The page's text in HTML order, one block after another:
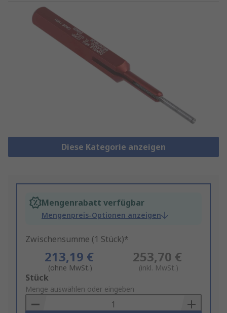
Diese Kategorie anzeigen
Mengenrabatt verfügbar
Mengenpreis-Optionen anzeigen
Zwischensumme (1 Stück)*
213,19 €
(ohne MwSt.)
253,70 €
(inkl. MwSt.)
Add
to
Basket
Stück
Menge auswählen oder eingeben